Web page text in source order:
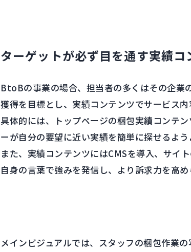
ターゲットが必ず目を通す実績
BtoBの事業の場合、担当者の多くはその企業
獲得を目標とし、実績コンテンツでサービス
具体的には、トップページの梱包実績コンテ
ーが自分の要望に近い実績を簡単に探せるよう
また、実績コンテンツにはCMSを導入、サイ
自身の言葉で強みを発信し、より訴求力を高め
メインビジュアルでは、スタッフの梱包作業